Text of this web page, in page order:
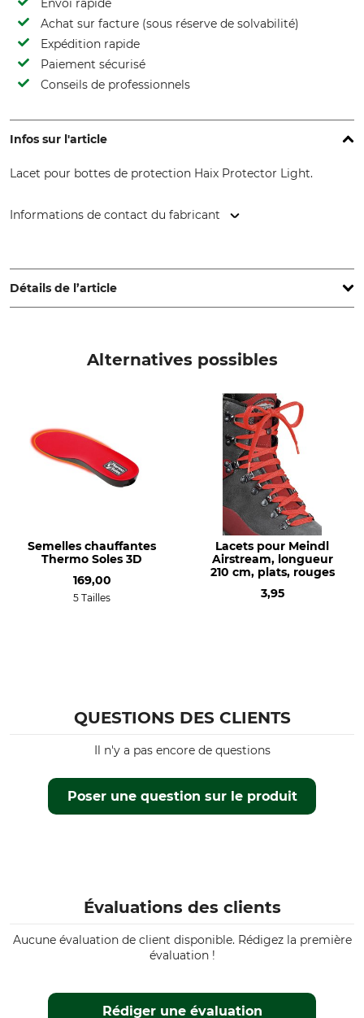
Envoi rapide
Achat sur facture (sous réserve de solvabilité)
Expédition rapide
Paiement sécurisé
Conseils de professionnels
Infos sur l'article
Lacet pour bottes de protection Haix Protector Light.
Informations de contact du fabricant
84048 Mainburg, Germany, www.haix.com
Détails de l’article
rouge
Alternatives possibles
Semelles chauffantes
Thermo Soles 3D
169,00
5 Tailles
Lacets pour Meindl
Airstream, longueur
210 cm, plats, rouges
3,95
QUESTIONS DES CLIENTS
Poser une question sur le produit
Il n'y a pas encore de questions
Évaluations des clients
Aucune évaluation de client disponible. Rédigez la première
évaluation !
Rédiger une évaluation